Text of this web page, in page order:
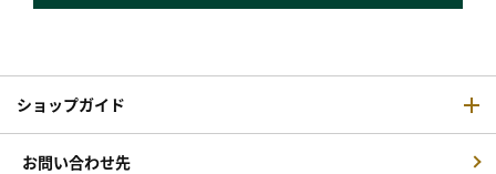
ショップガイド
お問い合わせ先